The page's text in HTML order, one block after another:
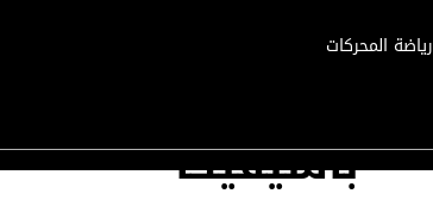
رياضة المحركات
باسيفيكا